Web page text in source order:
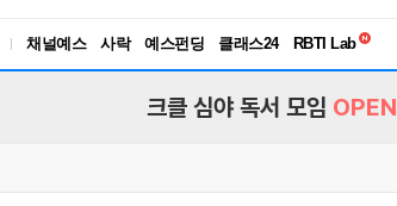
채널예스 사락 예스펀딩 클래스24
RBTI Lab
독서유형검사
크클 심야 독서 모임 OPEN